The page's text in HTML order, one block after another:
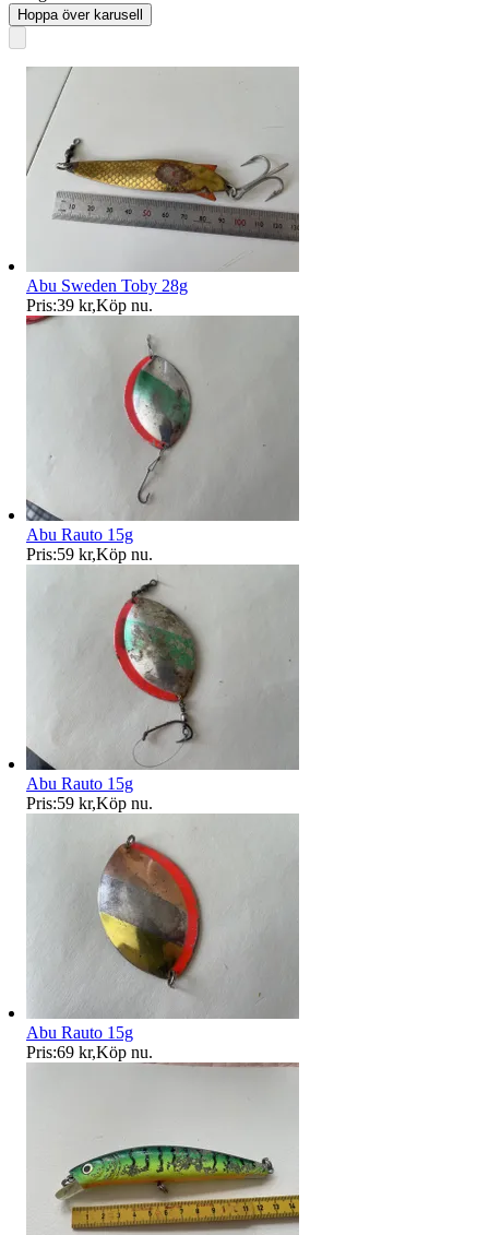
Hoppa över karusell
Abu Sweden Toby 28g
Pris:39 kr,Köp nu.
Abu Rauto 15g
Pris:59 kr,Köp nu.
Abu Rauto 15g
Pris:59 kr,Köp nu.
Abu Rauto 15g
Pris:69 kr,Köp nu.